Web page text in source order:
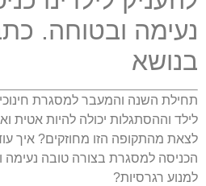
נעימה ובטוחה.
בנושא
תחילת השנה והמעבר למסגרת
לילד וההסתגלות יכולה להיות אטית
לצאת מהתקופה הזו מחוזקים? איך
הכניסה למסגרת בצורה טובה נעימה
למנוע רגרסיות?